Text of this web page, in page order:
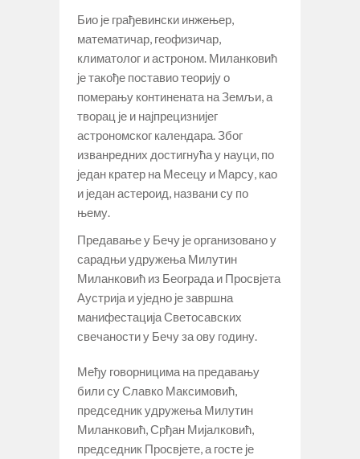
Био је грађевински инжењер,
математичар, геофизичар,
климатолог и астроном. Миланковић
је такође поставио теорију о
померању континената на Земљи, а
творац је и најпрецизнијег
астрономског календара. Због
изванредних достигнућа у науци, по
један кратер на Месецу и Марсу, као
и један астероид, названи су по
њему.
Предавање у Бечу је организовано у
сарадњи удружења Милутин
Миланковић из Београда и Просвјета
Аустрија и уједно је завршна
манифестација Светосавских
свечаности у Бечу за ову годину.
Међу говорницима на предавању
били су Славко Максимовић,
председник удружења Милутин
Миланковић, Срђан Мијалковић,
председник Просвјете, а госте је